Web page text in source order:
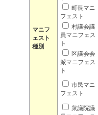
マニフ
ェスト
種別
町長マニ
フェスト
村議会議
員マニフェス
ト
区議会会
派マニフェス
ト
市民マニ
フェスト
衆議院議